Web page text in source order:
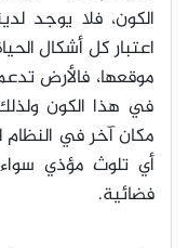
الكون، فلا يوجد
اعتبار كل أشكال
موقعها، فالأرض
في هذا الكون
مكان آخر في
أي تلوث مؤذي
فضائية.